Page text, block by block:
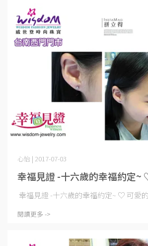
幸福見證 -十六歲的幸福約定~
心怡 | 2017-07-03
幸福見證 -十六歲的幸福約定~ ♡ 可愛
閱讀更多 ->